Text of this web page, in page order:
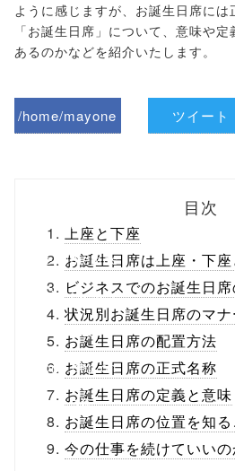
ように感じますが、お誕生日席には
「お誕生日席」について、意味や
あるのかなどを紹介いたします。
/home/mayone
ml/wp-
content/themes
/tapbiz_theme/
parts/sns-
buttons.php on
line10
/1045290"
ツイート
目次
上座と下座
お誕生日席は上座・下
ビジネスでのお誕生日
状況別お誕生日席のマナ
お誕生日席の配置方法
お誕生日席の正式名称
お誕生日席の定義と意味
お誕生日席の位置を知
今の仕事を続けていい